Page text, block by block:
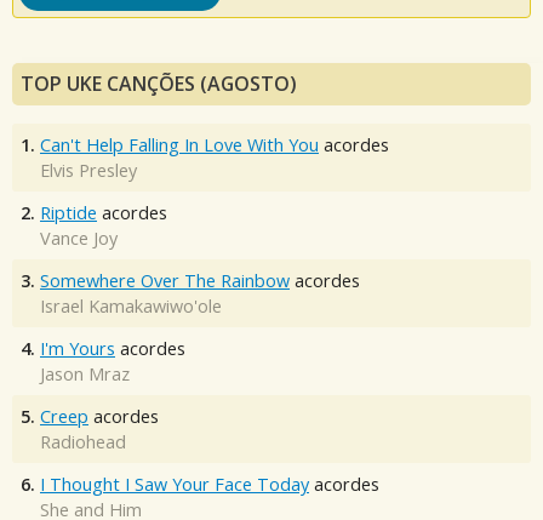
TOP UKE CANÇÕES (AGOSTO)
1. Can't Help Falling In Love With You acordes
Elvis Presley
2. Riptide acordes
Vance Joy
3. Somewhere Over The Rainbow acordes
Israel Kamakawiwo'ole
4. I'm Yours acordes
Jason Mraz
5. Creep acordes
Radiohead
6. I Thought I Saw Your Face Today acordes
She and Him